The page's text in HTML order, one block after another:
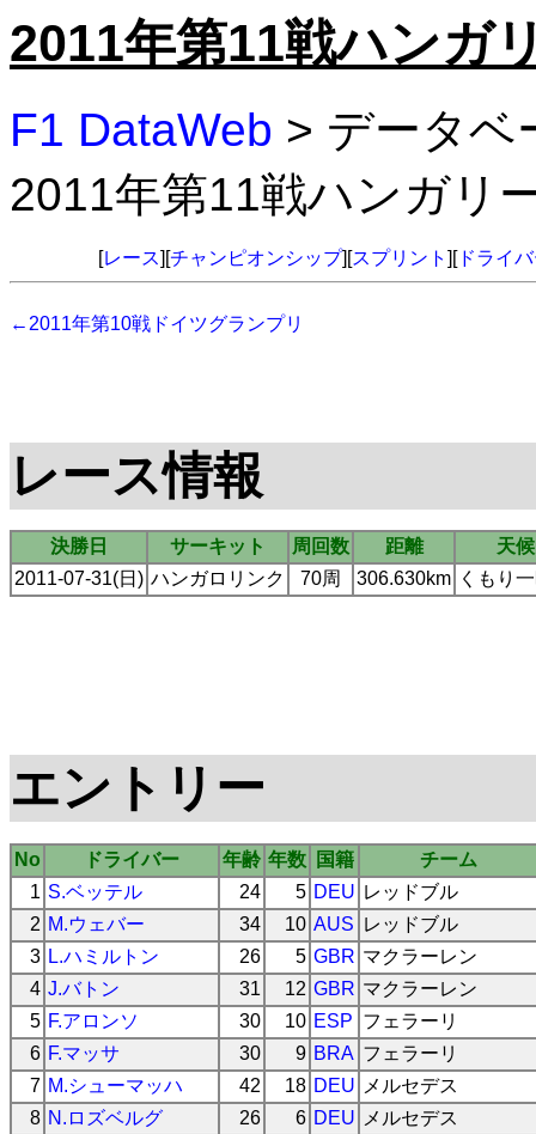
2011年第11戦ハンガ
F1 DataWeb > データ
2011年第11戦ハンガリ
[レース][チャンピオンシップ][スプリント ][ドライ
←2011年第10戦ドイツグランプリ
レース情報
決勝日 サーキット 周回数 距離
天候
2011-07-31(日) ハンガロリンク 70周 306.630km くもり
エントリー
No ドライバー 年齢 年数 国籍
チーム
1 S.ベッテル 24 5 DEU レッドブル
2 M.ウェバー 34 10 AUS レッドブル
3 L.ハミルトン 26 5 GBR マクラーレン
4 J.バトン 31 12 GBR マクラーレン
5 F.アロンソ 30 10 ESP フェラーリ
6 F.マッサ 30 9 BRA フェラーリ
7 M.シューマッハ 42 18 DEU
メルセデス
8 N.ロズベルグ 26 6 DEU
メルセデス